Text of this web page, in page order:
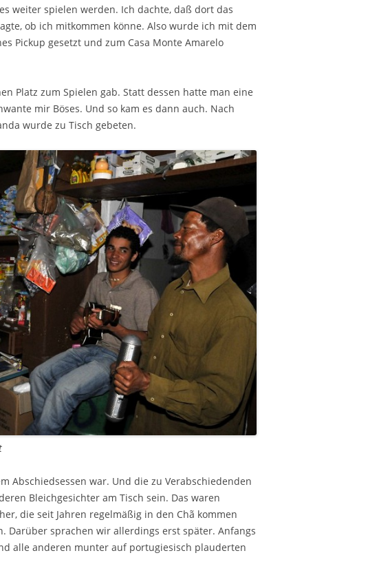
weiter spielen werden. Ich dachte, daß dort das
ob ich mitkommen könne. Also wurde ich mit dem
Pickup gesetzt und zum Casa Monte Amarelo
Platz zum Spielen gab. Statt dessen hatte man eine
mir Böses. Und so kam es dann auch. Nach
wurde zu Tisch gebeten.
Abschiedsessen war. Und die zu Verabschiedenden
Bleichgesichter am Tisch sein. Das waren
die seit Jahren regelmäßig in den Chã kommen
Darüber sprachen wir allerdings erst später. Anfangs
alle anderen munter auf portugiesisch plauderten